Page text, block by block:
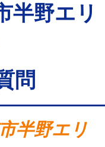
半野エリ
問
半野エリ